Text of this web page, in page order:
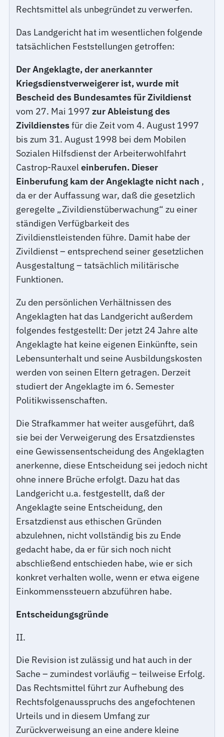
Rechtsmittel als unbegründet zu verwerfen.
Das Landgericht hat im wesentlichen folgende
tatsächlichen Feststellungen getroffen:
Der Angeklagte, der anerkannter
Kriegsdienstverweigerer ist, wurde mit
Bescheid des Bundesamtes für Zivildienst
vom 27. Mai 1997zur Ableistung des
Zivildienstesfür die Zeit vom 4. August 1997
bis zum 31. August 1998 bei dem Mobilen
Sozialen Hilfsdienst der Arbeiterwohlfahrt
Castrop-Rauxeleinberufen. Dieser
Einberufung kam der Angeklagte nicht nach ,
da er der Auffassung war, daß die gesetzlich
geregelte „Zivildienstüberwachung“ zu einer
ständigen Verfügbarkeit des
Zivildienstleistenden führe. Damit habe der
Zivildienst – entsprechend seiner gesetzlichen
Ausgestaltung – tatsächlich militärische
Funktionen.
Zu den persönlichen Verhältnissen des
Angeklagten hat das Landgericht außerdem
folgendes festgestellt: Der jetzt 24 Jahre alte
Angeklagte hat keine eigenen Einkünfte, sein
Lebensunterhalt und seine Ausbildungskosten
werden von seinen Eltern getragen. Derzeit
studiert der Angeklagte im 6. Semester
Politikwissenschaften.
Die Strafkammer hat weiter ausgeführt, daß
sie bei der Verweigerung des Ersatzdienstes
eine Gewissensentscheidung des Angeklagten
anerkenne, diese Entscheidung sei jedoch nicht
ohne innere Brüche erfolgt. Dazu hat das
Landgericht u.a. festgestellt, daß der
Angeklagte seine Entscheidung, den
Ersatzdienst aus ethischen Gründen
abzulehnen, nicht vollständig bis zu Ende
gedacht habe, da er für sich noch nicht
abschließend entschieden habe, wie er sich
konkret verhalten wolle, wenn er etwa eigene
Einkommenssteuern abzuführen habe.
Entscheidungsgründe
II.
Die Revision ist zulässig und hat auch in der
Sache – zumindest vorläufig – teilweise Erfolg.
Das Rechtsmittel führt zur Aufhebung des
Rechtsfolgenausspruchs des angefochtenen
Urteils und in diesem Umfang zur
Zurückverweisung an eine andere kleine